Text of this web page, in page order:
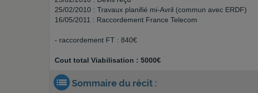
25/02/2010 : Travaux planifié mi-Avril (commun avec ERDF)
16/05/2011 : Raccordement France Telecom
- raccordement FT : 840€
Cout total Viabilisation : 5000€
Sommaire du récit :